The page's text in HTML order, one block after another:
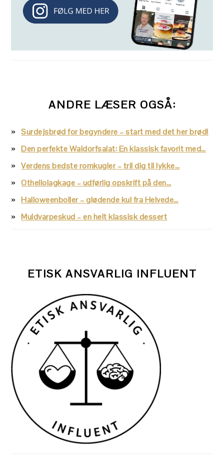
ANDRE LÆSER OGSÅ:
Surdejsbrød for begyndere – start med det her brød!
Den perfekte Waldorfsalat: En klassisk favorit med…
Verdens bedste romkugler – tril dig til lykke…
Othellolagkage – udførlig opskrift på den…
Halloweenboller – glødende kul fra Helvede…
Muldvarpeskud – en helt klassisk dessert
ETISK ANSVARLIG INFLUENT